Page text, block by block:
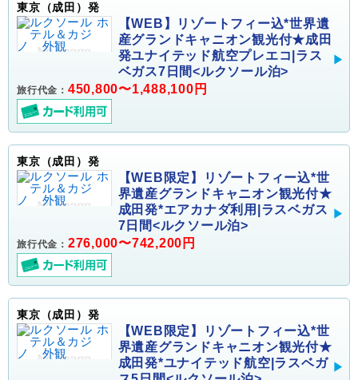
東京（成田）発
【WEB】リゾートフィー込*世界遺
産グランドキャニオン観光付★成田
発ユナイテッド航空プレエコ|ラス
ベガス7日間<ルクソール泊>
旅行代金： 450,800〜1,488,100円
東京（成田）発
【WEB限定】リゾートフィー込*世
界遺産グランドキャニオン観光付★
成田発*エアカナダ利用|ラスベガス
7日間<ルクソール泊>
旅行代金： 276,000〜742,200円
東京（成田）発
【WEB限定】リゾートフィー込*世
界遺産グランドキャニオン観光付★
成田発*ユナイテッド航空|ラスベガ